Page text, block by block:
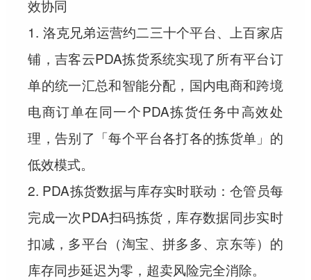
效协同
1. 洛克兄弟运营约二三十个平台、上百家店
铺，吉客云PDA拣货系统实现了所有平台订
单的统一汇总和智能分配，国内电商和跨境
电商订单在同一个PDA拣货任务中高效处
理，告别了「每个平台各打各的拣货单」的
低效模式。
2. PDA拣货数据与库存实时联动：仓管员每
完成一次PDA扫码拣货，库存数据同步实时
扣减，多平台（淘宝、拼多多、京东等）的
库存同步延迟为零，超卖风险完全消除。